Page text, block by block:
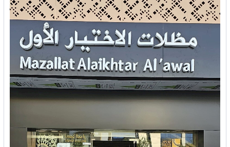
خدمات
المدونة
إتصل بنا
اتفاقية الاستخدام
الشروط & السياسات
التسجيل في الموقع